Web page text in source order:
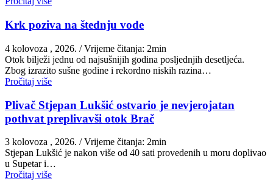
Krk poziva na štednju vode
4 kolovoza , 2026. / Vrijeme čitanja: 2min
Otok bilježi jednu od najsušnijih godina posljednjih desetljeća.
Zbog izrazito sušne godine i rekordno niskih razina…
Pročitaj više
Plivač Stjepan Lukšić ostvario je nevjerojatan
pothvat preplivavši otok Brač
3 kolovoza , 2026. / Vrijeme čitanja: 2min
St​jepan Lukšić je nakon više od 40 sati provedenih u moru doplivao
u Supetar i…
Pročitaj više